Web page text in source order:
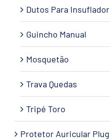
Dutos Para Insuflador
Guincho Manual
Mosquetão
Trava Quedas
Tripé Toro
Protetor Auricular Plug